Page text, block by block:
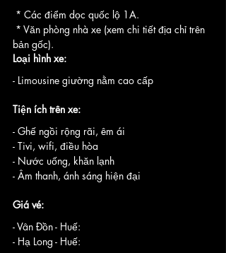
* Các điểm dọc quốc lộ 1A.
bản gốc).
Loại hình xe:
- Limousine giường nằm cao cấp
Tiện ích trên xe:
- Ghế ngồi rộng rãi, êm ái
- Tivi, wifi, điều hòa
- Nước uống, khăn lạnh
- Âm thanh, ánh sáng hiện đại
Giá vé:
- Vân Đồn - Huế:
- Hạ Long - Huế: